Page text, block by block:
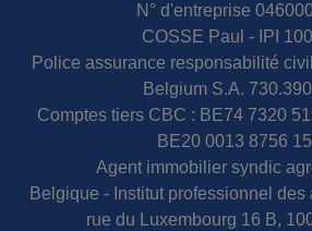
N° d'entreprise
COSSE Paul - IPI
Police assurance responsabilité
Belgium S.A.
Comptes tiers CBC : BE74 7320
BE20 0013 8756
Agent immobilier syndic
Belgique - Institut professionnel
rue du Luxembourg 16 B,